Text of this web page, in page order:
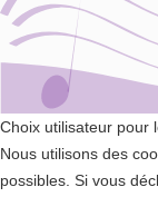
Choix utilisateur pour
Nous utilisons des
possibles. Si vous